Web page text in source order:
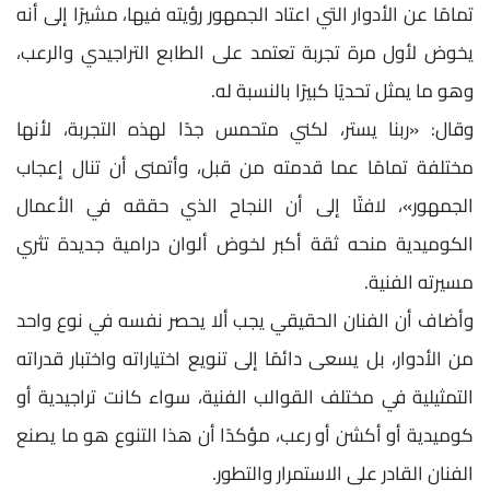
تمامًا عن الأدوار التي اعتاد الجمهور رؤيته فيها، مشيرًا إلى أنه
يخوض لأول مرة تجربة تعتمد على الطابع التراجيدي والرعب،
وهو ما يمثل تحديًا كبيرًا بالنسبة له.
وقال: «ربنا يستر، لكني متحمس جدًا لهذه التجربة، لأنها
مختلفة تمامًا عما قدمته من قبل، وأتمنى أن تنال إعجاب
الجمهور»، لافتًا إلى أن النجاح الذي حققه في الأعمال
الكوميدية منحه ثقة أكبر لخوض ألوان درامية جديدة تثري
مسيرته الفنية.
وأضاف أن الفنان الحقيقي يجب ألا يحصر نفسه في نوع واحد
من الأدوار، بل يسعى دائمًا إلى تنويع اختياراته واختبار قدراته
التمثيلية في مختلف القوالب الفنية، سواء كانت تراجيدية أو
كوميدية أو أكشن أو رعب، مؤكدًا أن هذا التنوع هو ما يصنع
الفنان القادر على الاستمرار والتطور.